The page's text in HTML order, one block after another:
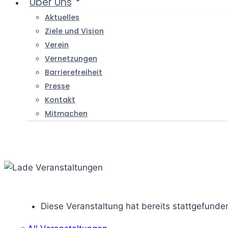
Aktuelles
Ziele und Vision
Verein
Vernetzungen
Barrierefreiheit
Presse
Kontakt
Mitmachen
Diese Veranstaltung hat bereits